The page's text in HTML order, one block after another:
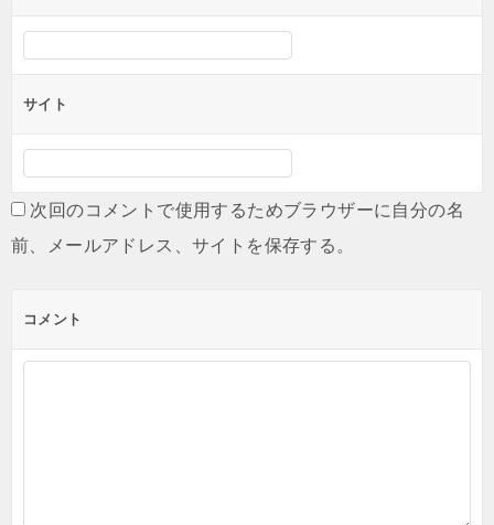
サイト
次回のコメントで使用するためブラウザーに自分の名
前、メールアドレス、サイトを保存する。
コメント